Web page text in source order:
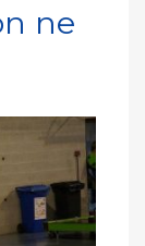
ne